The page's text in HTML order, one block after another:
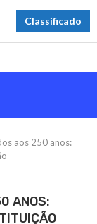
Classificado
aos 250 anos:
ANOS: